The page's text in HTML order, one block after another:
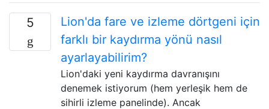
5
Lion'da fare ve izleme dörtgeni için
farklı bir kaydırma yönü nasıl
ayarlayabilirim?
Lion'daki yeni kaydırma davranışını
denemek istiyorum (hem yerleşik hem de
sihirli izleme panelinde). Ancak